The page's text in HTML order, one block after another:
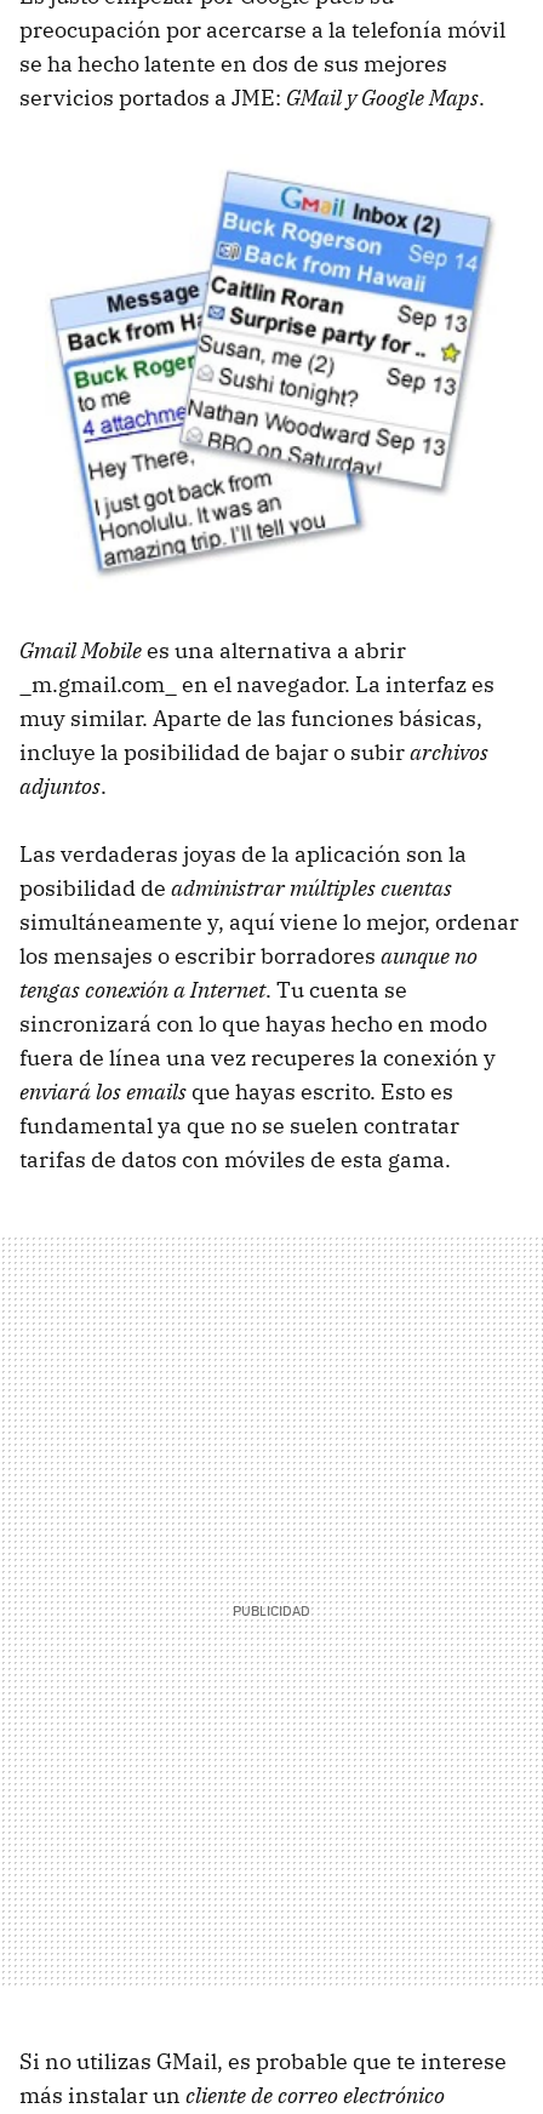
preocupación por acercarse a la telefonía móvil
se ha hecho latente en dos de sus mejores
servicios portados a JME: GMail y Google Maps.
Gmail Mobilees una alternativa a abrir
_m.gmail.com_ en el navegador. La interfaz es
muy similar. Aparte de las funciones básicas,
incluye la posibilidad de bajar o subirarchivos
adjuntos.
Las verdaderas joyas de la aplicación son la
posibilidad de administrar múltiples cuentas
simultáneamente y, aquí viene lo mejor, ordenar
los mensajes o escribir borradores aunque no
tengas conexión a Internet. Tu cuenta se
sincronizará con lo que hayas hecho en modo
fuera de línea una vez recuperes la conexión y
enviará los emails que hayas escrito. Esto es
fundamental ya que no se suelen contratar
tarifas de datos con móviles de esta gama.
Si no utilizas GMail, es probable que te interese
más instalar un cliente de correo electrónico